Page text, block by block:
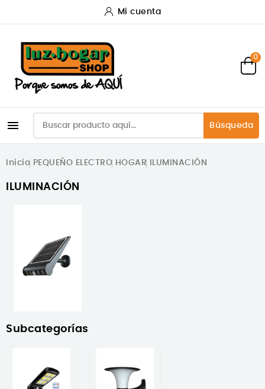
Mi cuenta
0
 Búsqueda
Inicio PEQUEÑO ELECTRO HOGAR ILUMINACIÓN
ILUMINACIÓN
Subcategorías